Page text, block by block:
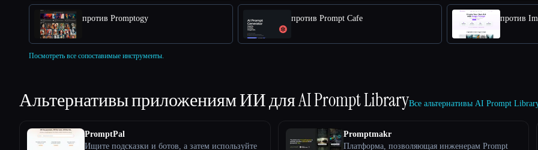
против Promptogy против Prompt Cafe против
Посмотреть все сопоставимые инструменты.
Альтернативы приложениям ИИ дляAI Prompt LibraryВсе альтернативы AI Prompt
PromptPal
Ищите подсказки и ботов, а затем используйте
Promptmakr
Платформа, позволяющая инженерам Prompt